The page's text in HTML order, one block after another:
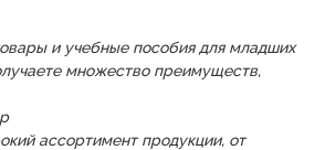
и учебные пособия для младших
множество преимуществ,
ассортимент продукции, от